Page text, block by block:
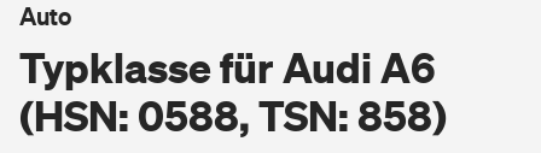
Berufsunfähigkeitsversicherung
Erwerbsunfähigkeitsversicherung
Wohnen
Typklasse für Audi A6
(HSN: 0588, TSN: 858)
Auto